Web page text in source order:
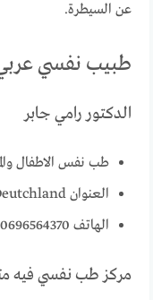
عن السيطرة.
طبيب نفسي
الدكتور رامي جابر
طب نفس الاطفال
العنوان GertigstraBe 48 Hamburg Deutchland.
الهاتف 040696564370.
مركز طب نفسي فيه